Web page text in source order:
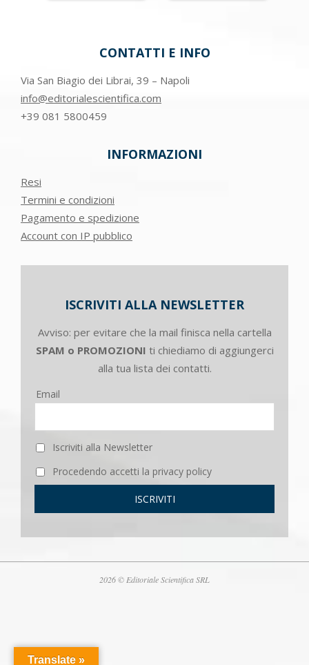
CONTATTI E INFO
Via San Biagio dei Librai, 39 – Napoli
info@editorialescientifica.com
+39 081 5800459
INFORMAZIONI
Resi
Termini e condizioni
Pagamento e spedizione
Account con IP pubblico
ISCRIVITI ALLA NEWSLETTER
Avviso: per evitare che la mail finisca nella cartella
SPAM o PROMOZIONI ti chiediamo di aggiungerci
alla tua lista dei contatti.
Email
Iscriviti alla Newsletter
Procedendo accetti la privacy policy
2026 © Editoriale Scientifica SRL
Translate »